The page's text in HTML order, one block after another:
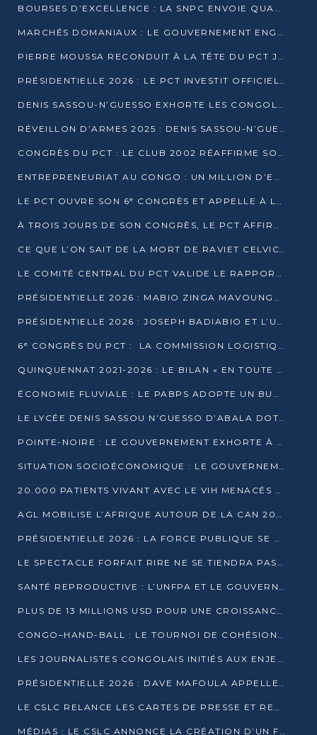
BOURSES D’EXCELLENCE : LA SNPC ENVOIE QUATRE NOUVEAUX TALENTS CONGOLAIS SE FORMER À BAKOU
MARCHÉS DOMANIAUX : LE GOUVERNEMENT ENGAGE LA STRUCTURATION DES TAXES D’ASSAINISSEMENT
PIERRE MOUSSA RECONDUIT À LA TÊTE DU PCT JUSQU’EN 2031
PRÉSIDENTIELLE 2026 : LE PCT INVESTIT OFFICIELLEMENT DENIS SASSOU NGUESSO
DENIS SASSOU-N’GUESSO EXHORTE LES CONGOLAIS À L’UNITÉ ET AU FAIR-PLAY DÉMOCRATIQUE EN 2026
RÉVEILLON D’ARMES 2025 : DENIS SASSOU-N’GUESSO GARANTIT DES ÉLECTIONS 2026 PAISIBLES ET SÉCURISÉES
CONGRÈS DU PCT : LE CLUB 2002 RÉAFFIRME SON SOUTIEN À DENIS SASSOU-N’GUESSO POUR 2026
ENTREPRENEURIAT AU CONGO : UN MILLION D’EUROS POUR FINANCER LES STARTUPS DÈS 2026
LE PCT OUVRE SON 6ᵉ CONGRÈS ET APPELLE À LA CANDIDATURE DE DENIS SASSOU NGUESSO
À TROIS JOURS DE SON CONGRÈS, LE PCT AFFIRME AVOIR ATTEINT TOUS SES OBJECTIFS
CE QUE L’ON SAIT DE LA MORT DE RAVIET CELVIC N’TSIANTSIE
LE COMITÉ CENTRAL DU PCT VALIDE LE RAPPORT DU CONGRÈS ET SOUTIENT DENIS SASSOU N’GUESSO
PRÉSIDENTIELLE 2026 : MABIO ZINGA MAVOUNGOU DÉCLARE SA CANDIDATURE ET CHARGE LE BILAN DU PCT
PRÉSIDENTIELLE 2026 : JOSEPH BADIABIO ET L’UDH-YUKI JOUENT LA PRUDENCE
6ᵉ CONGRÈS DU PCT : LA COMMISSION LOGISTIQUE ASSURE LA DISTRIBUTION DES KITS
QUINQUENNAT 2021-2026 : LE BILAN « EN TOUTE TRANSPARENCE » PRÉSENTÉ À LA PRESSE
ÉCONOMIE FLUVIALE : LE PABPS ADOPTE UN BUDGET 2026 DE PLUS DE 2,7 MILLIARDS FCFA
LE LYCÉE DENIS SASSOU N’GUESSO D’ABALA DOTÉ D’UNE SALLE MULTIMÉDIA
POINTE-NOIRE : LE GOUVERNEMENT EXHORTE À UN USAGE RESPONSABLE DU NOUVEAU MATÉRIEL MUNICIPAL
SITUATION SOCIOÉCONOMIQUE : LE GOUVERNEMENT INTERPELLÉ DEVANT LE SÉNAT
20.000 PATIENTS VIVANT AVEC LE VIH MENACÉS D’ARRÊT DE TRAITEMENT
AGL MOBILISE L’AFRIQUE AUTOUR DE LA CAN 2025
PRÉSIDENTIELLE 2026 : LA FORCE PUBLIQUE SE PRÉPARE À SÉCURISER LE SCRUTIN
LE SPECTACLE FORFAIT RIRE NE SE TIENDRA PAS LE 1ER JANVIER
SANTÉ REPRODUCTIVE : L’UNFPA ET LE GOUVERNEMENT AFFINENT LES PRIORITÉS DE 2026
PLUS DE 13 MILLIONS USD POUR UNE CROISSANCE VERTE ET SOUVERAINE
CONGO–HAND-BALL : LE TOURNOI DE COHÉSION ET DE FRATERNITÉ ALLUME SES LAMPIONS À BRAZZAVILLE
LES JOURNALISTES CONGOLAIS INITIÉS AUX ENJEUX DE L’ÉCONOMIE BLEUE
PRÉSIDENTIELLE 2026 : DAVE MAFOULA APPELLE LES CONGOLAIS À UN « NOUVEAU DÉPART »
LE CSLC RELANCE LES CARTES DE PRESSE ET RECONNAÎT OFFICIELLEMENT LES MÉDIAS EN LIGNE
MÉDIAS : LE CSLC ANNONCE LA CRÉATION D’UN FONDS D’APPUI À LA PRESSE